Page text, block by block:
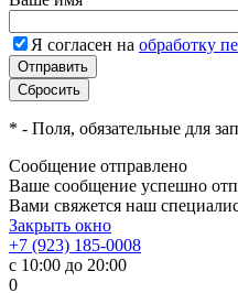
Я согласен на обработку
* - Поля, обязательные для
Сообщение отправлено
Ваше сообщение успешно
Вами свяжется наш
Закрыть окно
+7 (923) 185-0008
с 10:00 до 20:00
0